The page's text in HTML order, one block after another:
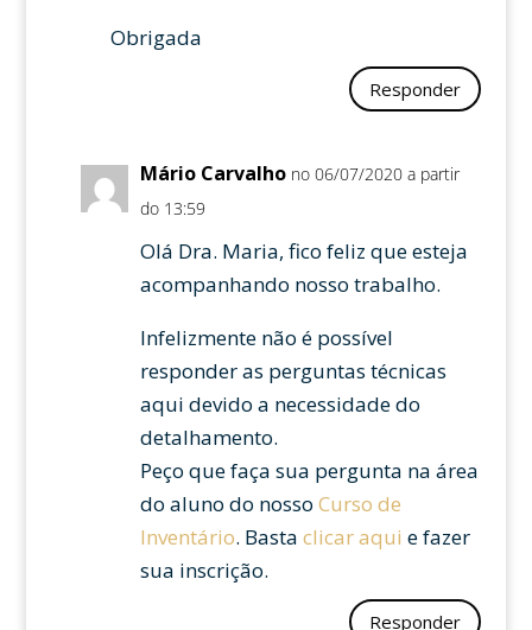
Obrigada
Responder
Mário Carvalho no 06/07/2020 a partir
do 13:59
Olá Dra. Maria, fico feliz que esteja
acompanhando nosso trabalho.
Infelizmente não é possível
responder as perguntas técnicas
aqui devido a necessidade do
detalhamento.
Peço que faça sua pergunta na área
do aluno do nosso Curso de
Inventário. Basta clicar aqui e fazer
sua inscrição.
Responder